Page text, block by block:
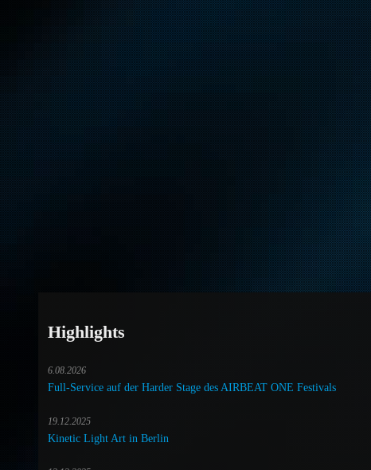
Highlights
6.08.2026
Full-Service auf der Harder Stage des AIRBEAT ONE Festivals
19.12.2025
Kinetic Light Art in Berlin